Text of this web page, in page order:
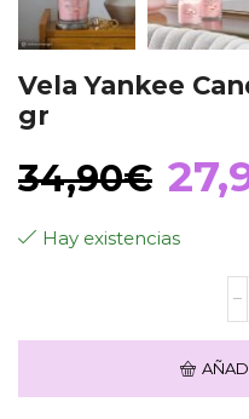
Vela Yankee
gr
34,90€ El
era:
Hay existencias